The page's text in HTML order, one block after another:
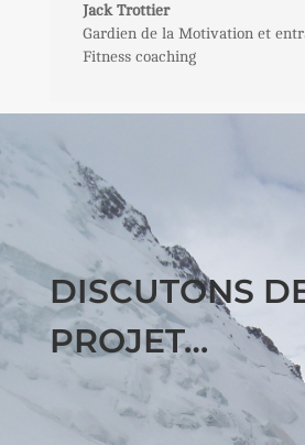
Jack Trottier
Gardien de la Motivation et
Fitness coaching
DISCUTONS
PROJET…